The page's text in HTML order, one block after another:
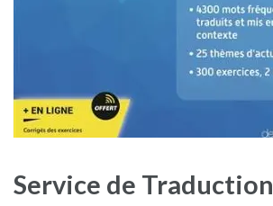
Service de Traduction